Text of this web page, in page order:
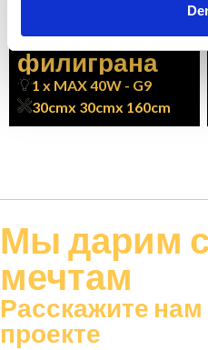
техника
филиграна
1 x MAX 40W - G9
30cmx 30cmx 160cm
Мы дарим
мечтам
Расскажите
проекте